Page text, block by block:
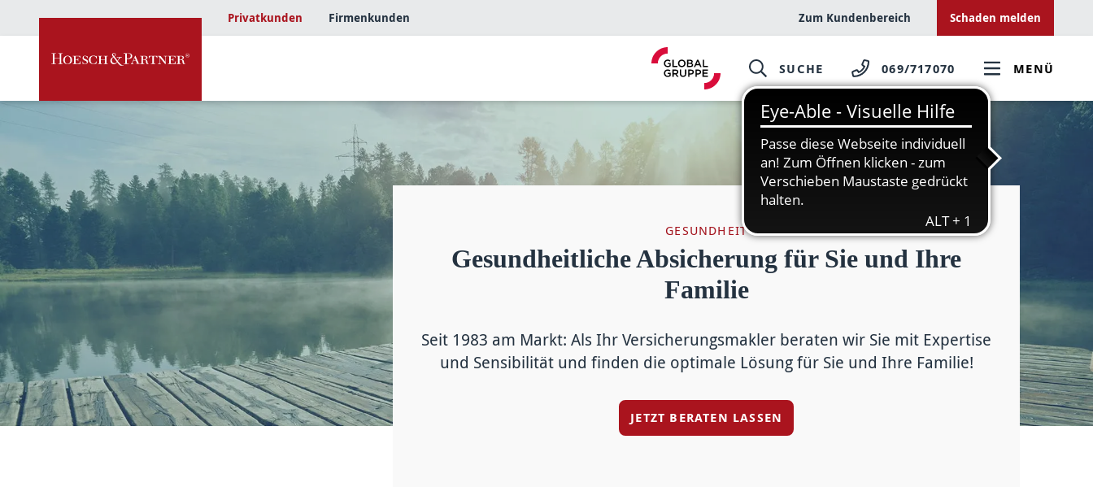
Privatkunden Firmenkunden Zum Kundenbereich Schaden melden
SUCHE 069/717070 MENÜ
Gesundheitliche Absicherung für Sie und Ihre
Familie
GESUNDHEIT
Seit 1983 am Markt: Als Ihr Versicherungs­makler beraten wir Sie mit Expertise
und Sensibilität und finden die opti­male Lö­sung für Sie und Ihre Familie!
JETZT BERATEN LASSEN